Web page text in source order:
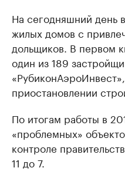
На сегодняшний день
жилых домов с
дольщиков. В первом
один из 189
приостановлении
По итогам работы в
«проблемных»
контроле
11 до 7.